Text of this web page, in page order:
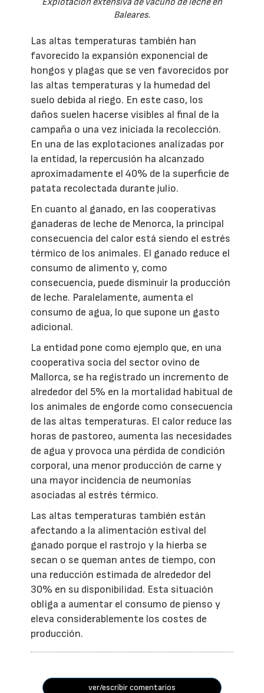
Baleares.
Las altas temperaturas también han
favorecido la expansión exponencial de
hongos y plagas que se ven favorecidos por
las altas temperaturas y la humedad del
suelo debida al riego. En este caso, los
daños suelen hacerse visibles al final de la
campaña o una vez iniciada la recolección.
En una de las explotaciones analizadas por
la entidad, la repercusión ha alcanzado
aproximadamente el 40% de la superficie de
patata recolectada durante julio.
En cuanto al ganado, en las cooperativas
ganaderas de leche de Menorca, la principal
consecuencia del calor está siendo el estrés
térmico de los animales. El ganado reduce el
consumo de alimento y, como
consecuencia, puede disminuir la producción
de leche. Paralelamente, aumenta el
consumo de agua, lo que supone un gasto
adicional.
La entidad pone como ejemplo que, en una
cooperativa socia del sector ovino de
Mallorca, se ha registrado un incremento de
alrededor del 5% en la mortalidad habitual de
los animales de engorde como consecuencia
de las altas temperaturas. El calor reduce las
horas de pastoreo, aumenta las necesidades
de agua y provoca una pérdida de condición
corporal, una menor producción de carne y
una mayor incidencia de neumonías
asociadas al estrés térmico.
Las altas temperaturas también están
afectando a la alimentación estival del
ganado porque el rastrojo y la hierba se
secan o se queman antes de tiempo, con
una reducción estimada de alrededor del
30% en su disponibilidad. Esta situación
obliga a aumentar el consumo de pienso y
eleva considerablemente los costes de
producción.
ver/escribir comentarios